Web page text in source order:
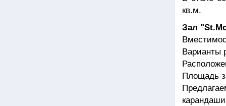
кв.м.
Зал
Варианты
Площадь